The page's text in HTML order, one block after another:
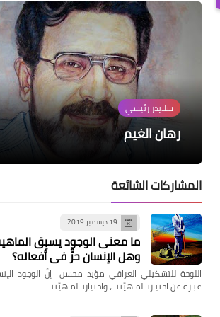
إصدارات جديدة
إبراهيم اليوسف في روايته الثالثة
«جمهورية الكلب»
سلايدر رئيسي
ما بين عُشْبةِ بَرْزَوَيه وحيَّةِ جلجامش:
تأمّلات في الترجمة الأدبية
سلايدر رئيسي
رهان الغيم
إصدارات جديدة
«صورة من الخلف للرقم ٩»: جديد
الشاعر العراقي عامر الطيب
ذاكرة كوباني
علبلور
المشاركات الشائعة
19 ديسمبر 2019
ما معنى الوجود يسبِق
وهل الإنسان حرٌّ في أفعاله؟
اللوحة للتشكيلي العراقي مؤيد محسن إنَّ الوجود
عبارة عن اختيارنا لماهيَّتنا ، واختيارنا لماهيَّتنا…